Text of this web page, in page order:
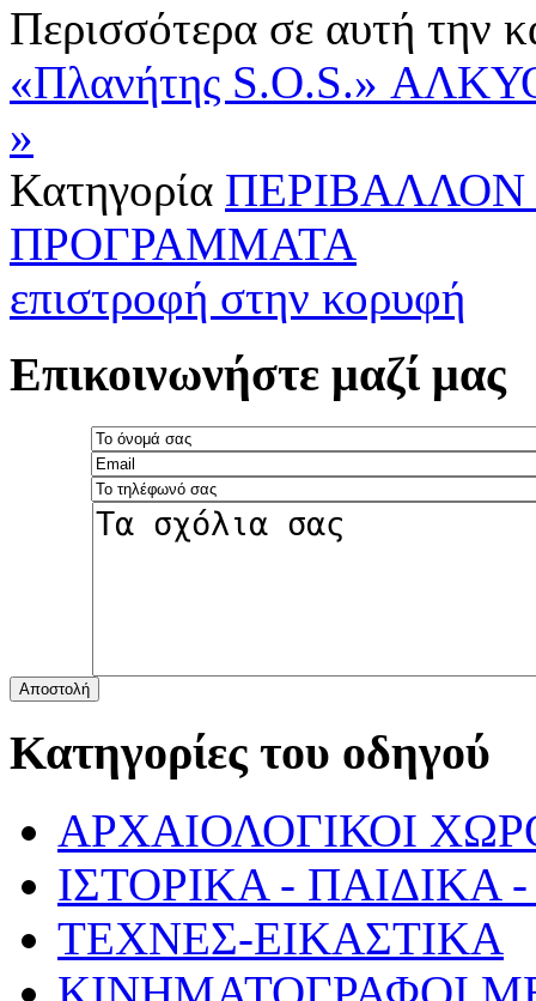
Περισσότερα σε αυτή την
«Πλανήτης S.O.S.»
»
Κατηγορία ΠΕΡΙΒΑΛΛΟΝ
ΠΡΟΓΡΑΜΜΑΤΑ
επιστροφή στην κορυφή
Επικοινωνήστε μαζί μας
Αποστολή
Κατηγορίες του οδηγού
ΑΡΧΑΙΟΛΟΓΙΚΟΙ
ΙΣΤΟΡΙΚΑ -
ΤΕΧΝΕΣ-ΕΙΚΑΣΤΙΚΑ